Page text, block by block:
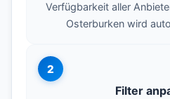
Verfügbarkeit aller
Osterburken wird
2
Filter